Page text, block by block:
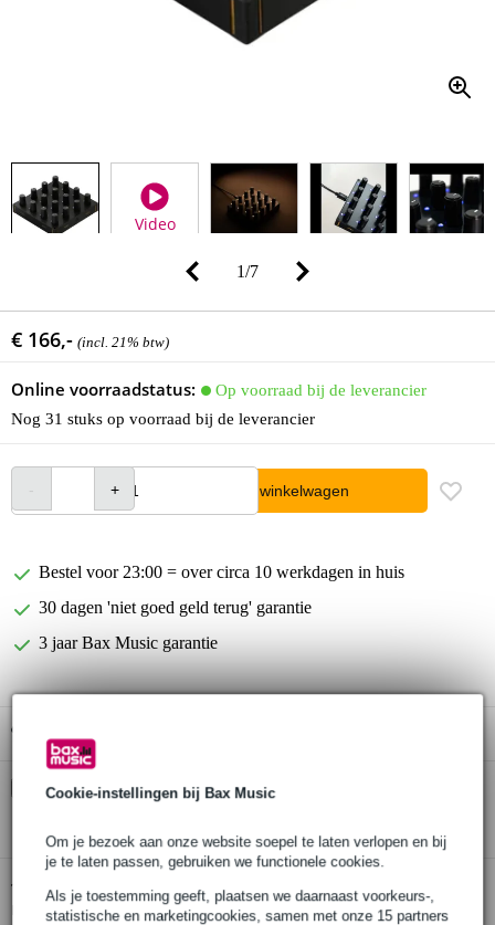
Cookie-instellingen bij Bax Music
Om je bezoek aan onze website soepel te laten verlopen en bij
je te laten passen, gebruiken we functionele cookies.
Als je toestemming geeft, plaatsen we daarnaast voorkeurs-,
statistische en marketingcookies, samen met onze 15 partners
Video
1/7
€ 166,- (incl. 21% btw)
Online voorraadstatus:
Op voorraad bij de leverancier
Nog 31 stuks op voorraad bij de leverancier
In winkelwagen
Bestel voor 23:00 = over circa 10 werkdagen in huis
30 dagen 'niet goed geld terug' garantie
3 jaar Bax Music garantie
Kies nu voor 2 jaar extra Bax Music garantie en meer
voordelen
€ 8,30 eenmalig
Twijfel je of deIntech Studio Grid Series 3 PO16 Linear
modulaire MIDI-controllerbij je past? Doe de check.